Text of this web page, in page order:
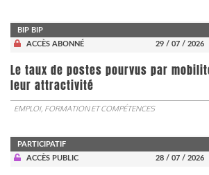
BIP BIP
ACCÈS ABONNÉ
29 / 07 / 2026
Le taux de postes pourvus par
leur attractivité
EMPLOI, FORMATION ET COMPÉTENCES
PARTICIPATIF
ACCÈS PUBLIC
28 / 07 / 2026